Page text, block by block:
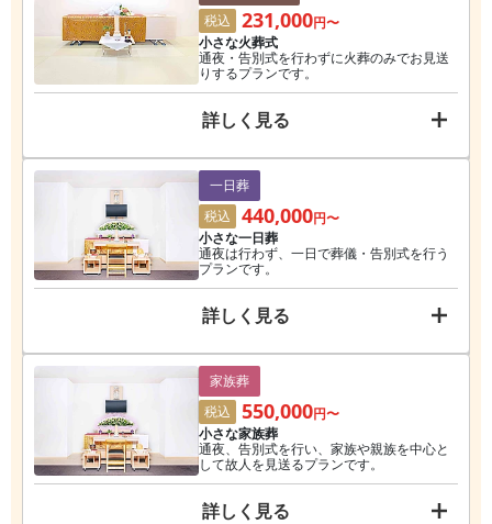
税込
231,000円〜
小さな火葬式
通夜・告別式を行わずに火葬のみでお見送
りするプランです。
詳しく見る
一日葬
税込
440,000円〜
小さな一日葬
通夜は行わず、一日で葬儀・告別式を行う
プランです。
詳しく見る
家族葬
税込
550,000円〜
小さな家族葬
通夜、告別式を行い、家族や親族を中心と
して故人を見送るプランです。
詳しく見る